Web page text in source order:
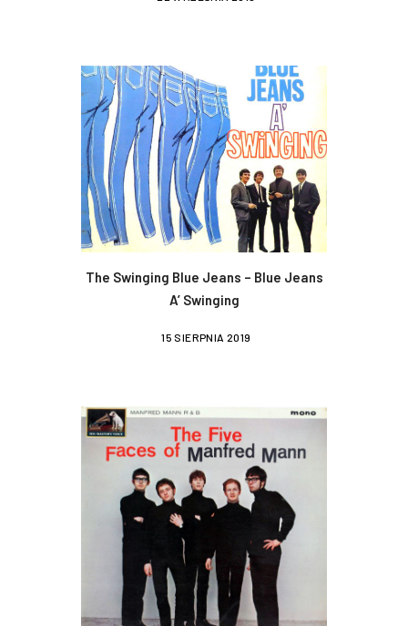
The Swinging Blue Jeans – Blue Jeans
A’ Swinging
15 SIERPNIA 2019